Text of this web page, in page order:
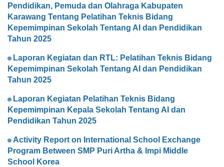
Pendidikan, Pemuda dan Olahraga Kabupaten
Karawang Tentang Pelatihan Teknis Bidang
Kepemimpinan Sekolah Tentang AI dan Pendidikan
Tahun 2025
Laporan Kegiatan dan RTL: Pelatihan Teknis Bidang
Kepemimpinan Sekolah Tentang AI dan Pendidikan
Tahun 2025
Laporan Kegiatan Pelatihan Teknis Bidang
Kepemimpinan Kepala Sekolah Tentang AI dan
Pendidikan Tahun 2025
Activity Report on International School Exchange
Program Between SMP Puri Artha & Impi Middle
School Korea